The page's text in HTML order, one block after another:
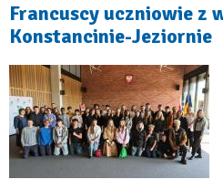
Francuscy uczniowie z
Konstancinie-Jeziornie